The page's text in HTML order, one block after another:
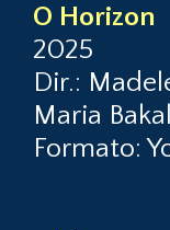
O Horizon
2025
Dir.:
Maria
Formato: